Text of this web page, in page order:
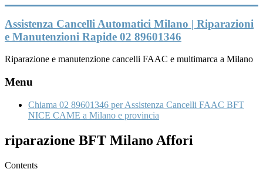
al
contenuto
Assistenza Cancelli Automatici Milano | Riparazioni
e Manutenzioni Rapide 02 89601346
Riparazione e manutenzione cancelli FAAC e multimarca a Milano
Menu
Chiama 02 89601346 per Assistenza Cancelli FAAC BFT
NICE CAME a Milano e provincia
riparazione BFT Milano Affori
Contents